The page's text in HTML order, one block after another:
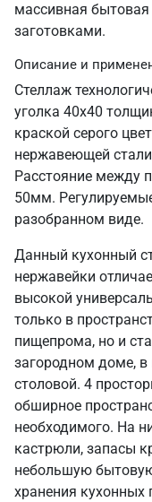
массивная
заготовками.
Описание и
Стеллаж
уголка 40х40
краской серого
нержавеющей
Расстояние между
50мм.
разобранном виде.
Данный кухонный
нержавейки
высокой
только в
пищепрома, но и
загородном доме,
столовой. 4
обширное
необходимого. На
кастрюли, запасы
небольшую
хранения кухонных